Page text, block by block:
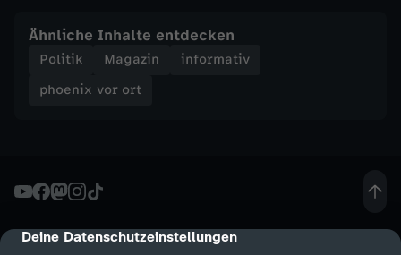
cmp-dialog-description
Deine Datenschutzeinstellungen
P
s
s
Ähnliche Inhalte entdecken
Politik Magazin
informativ
phoenix vor ort